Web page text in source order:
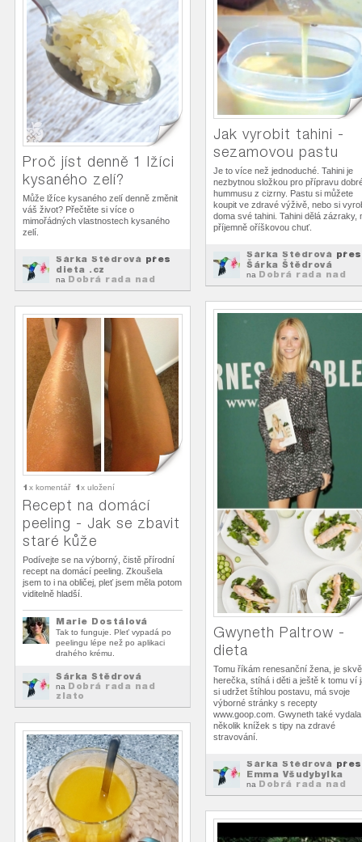
Jak vyrobit tahini -
sezamovou pastu
Je to více než jednoduché. Tahini je
nezbytnou složkou pro přípravu
hummusu z cizrny. Pastu si můžete
koupit ve zdravé výživě, nebo si
doma své tahini. Tahini dělá zázraky,
příjemně oříškovou chuť.
Šárka Štědrová přes
Šárka Štědrová
na Dobrá rada nad
zlato
Proč jíst denně 1 lžíci
kysaného zelí?
Může lžíce kysaného zelí denně změnit
váš život? Přečtěte si více o
mimořádných vlastnostech kysaného
zelí.
Šárka Štědrová přes
dieta .cz
na Dobrá rada nad
zlato
Gwyneth Paltrow -
dieta
Tomu říkám renesanční žena, je
herečka, stíhá i děti a ještě k tomu ví
si udržet štíhlou postavu, má svoje
výborné stránky s recepty
www.goop.com. Gwyneth také vydala
několik knížek s tipy na zdravé
stravování.
Šárka Štědrová přes
Emma Všudybylka
na Dobrá rada nad
zlato
1 x komentář 1x uložení
Recept na domácí
peeling - Jak se zbavit
staré kůže
Podívejte se na výborný, čistě přírodní
recept na domácí peeling. Zkoušela
jsem to i na obličej, pleť jsem měla potom
viditelně hladší.
Marie Dostálová
Tak to funguje. Pleť vypadá po
peelingu lépe než po aplikaci
drahého krému.
Šárka Štědrová
na Dobrá rada nad
zlato